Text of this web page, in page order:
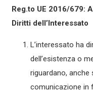
Reg.to UE 2016/679:
Diritti dell’Interessato
L’interessato ha
dell’esistenza o
riguardano,
comunicazione in